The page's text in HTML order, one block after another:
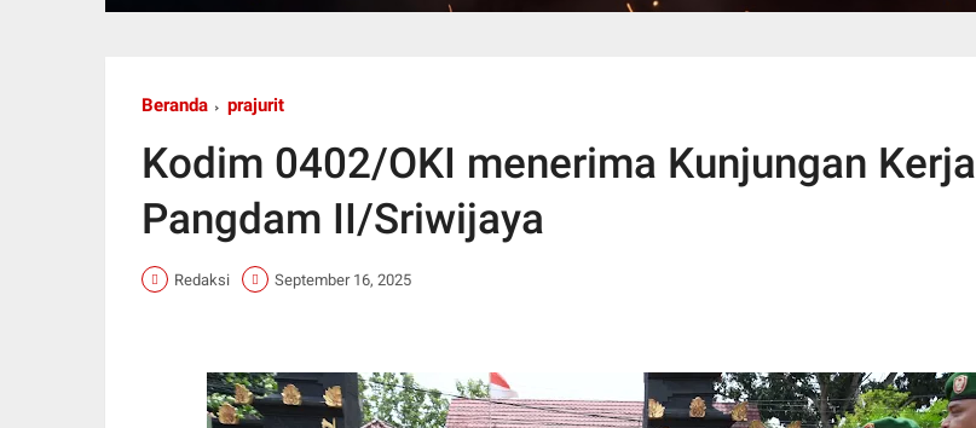
Beranda prajurit
Kodim 0402/OKI menerima Kunjungan Kerja
Pangdam II/Sriwijaya
Redaksi September 16, 2025